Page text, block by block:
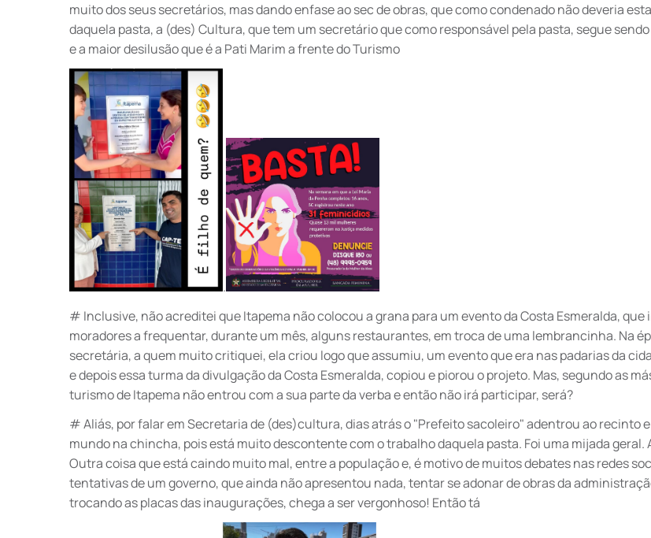
muito dos seus secretários, mas dando enfase ao sec de obras, que como condenado não deveria
daquela pasta, a (des) Cultura, que tem um secretário que como responsável pela pasta, segue
e a maior desilusão que é a Pati Marim a frente do Turismo
.
# Inclusive, não acreditei que Itapema não colocou a grana para um evento da Costa Esmeralda, que
moradores a frequentar, durante um mês, alguns restaurantes, em troca de uma lembrancinha. Na
secretária, a quem muito critiquei, ela criou logo que assumiu, um evento que era nas padarias da
e depois essa turma da divulgação da Costa Esmeralda, copiou e piorou o projeto. Mas, segundo as
turismo de Itapema não entrou com a sua parte da verba e então não irá participar, será?
# Aliás, por falar em Secretaria de (des)cultura, dias atrás o "Prefeito sacoleiro" adentrou ao recinto
mundo na chincha, pois está muito descontente com o trabalho daquela pasta. Foi uma mijada geral.
Outra coisa que está caindo muito mal, entre a população e, é motivo de muitos debates nas redes
tentativas de um governo, que ainda não apresentou nada, tentar se adonar de obras da
trocando as placas das inaugurações, chega a ser vergonhoso! Então tá